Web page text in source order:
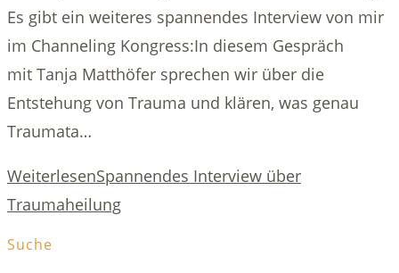
Es gibt ein weiteres spannendes Interview von mir
im Channeling Kongress:In diesem Gespräch
mit Tanja Matthöfer sprechen wir über die
Entstehung von Trauma und klären, was genau
Traumata…
WeiterlesenSpannendes Interview über
Traumaheilung
Suche